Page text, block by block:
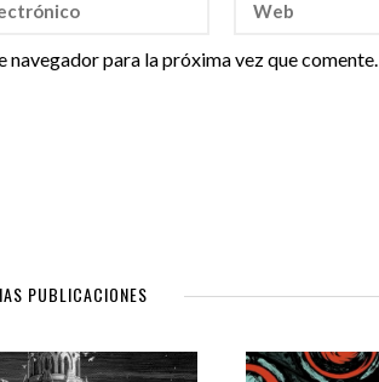
para la próxima vez que comente.
PUBLICACIONES